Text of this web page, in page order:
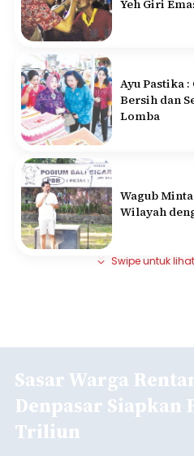
Yeh Giri
Ayu Pastika
Bersih dan
Lomba
Wagub
Wilayah
Swipe untuk
Sasar Warga
Denpasar Siapkan
Triliun